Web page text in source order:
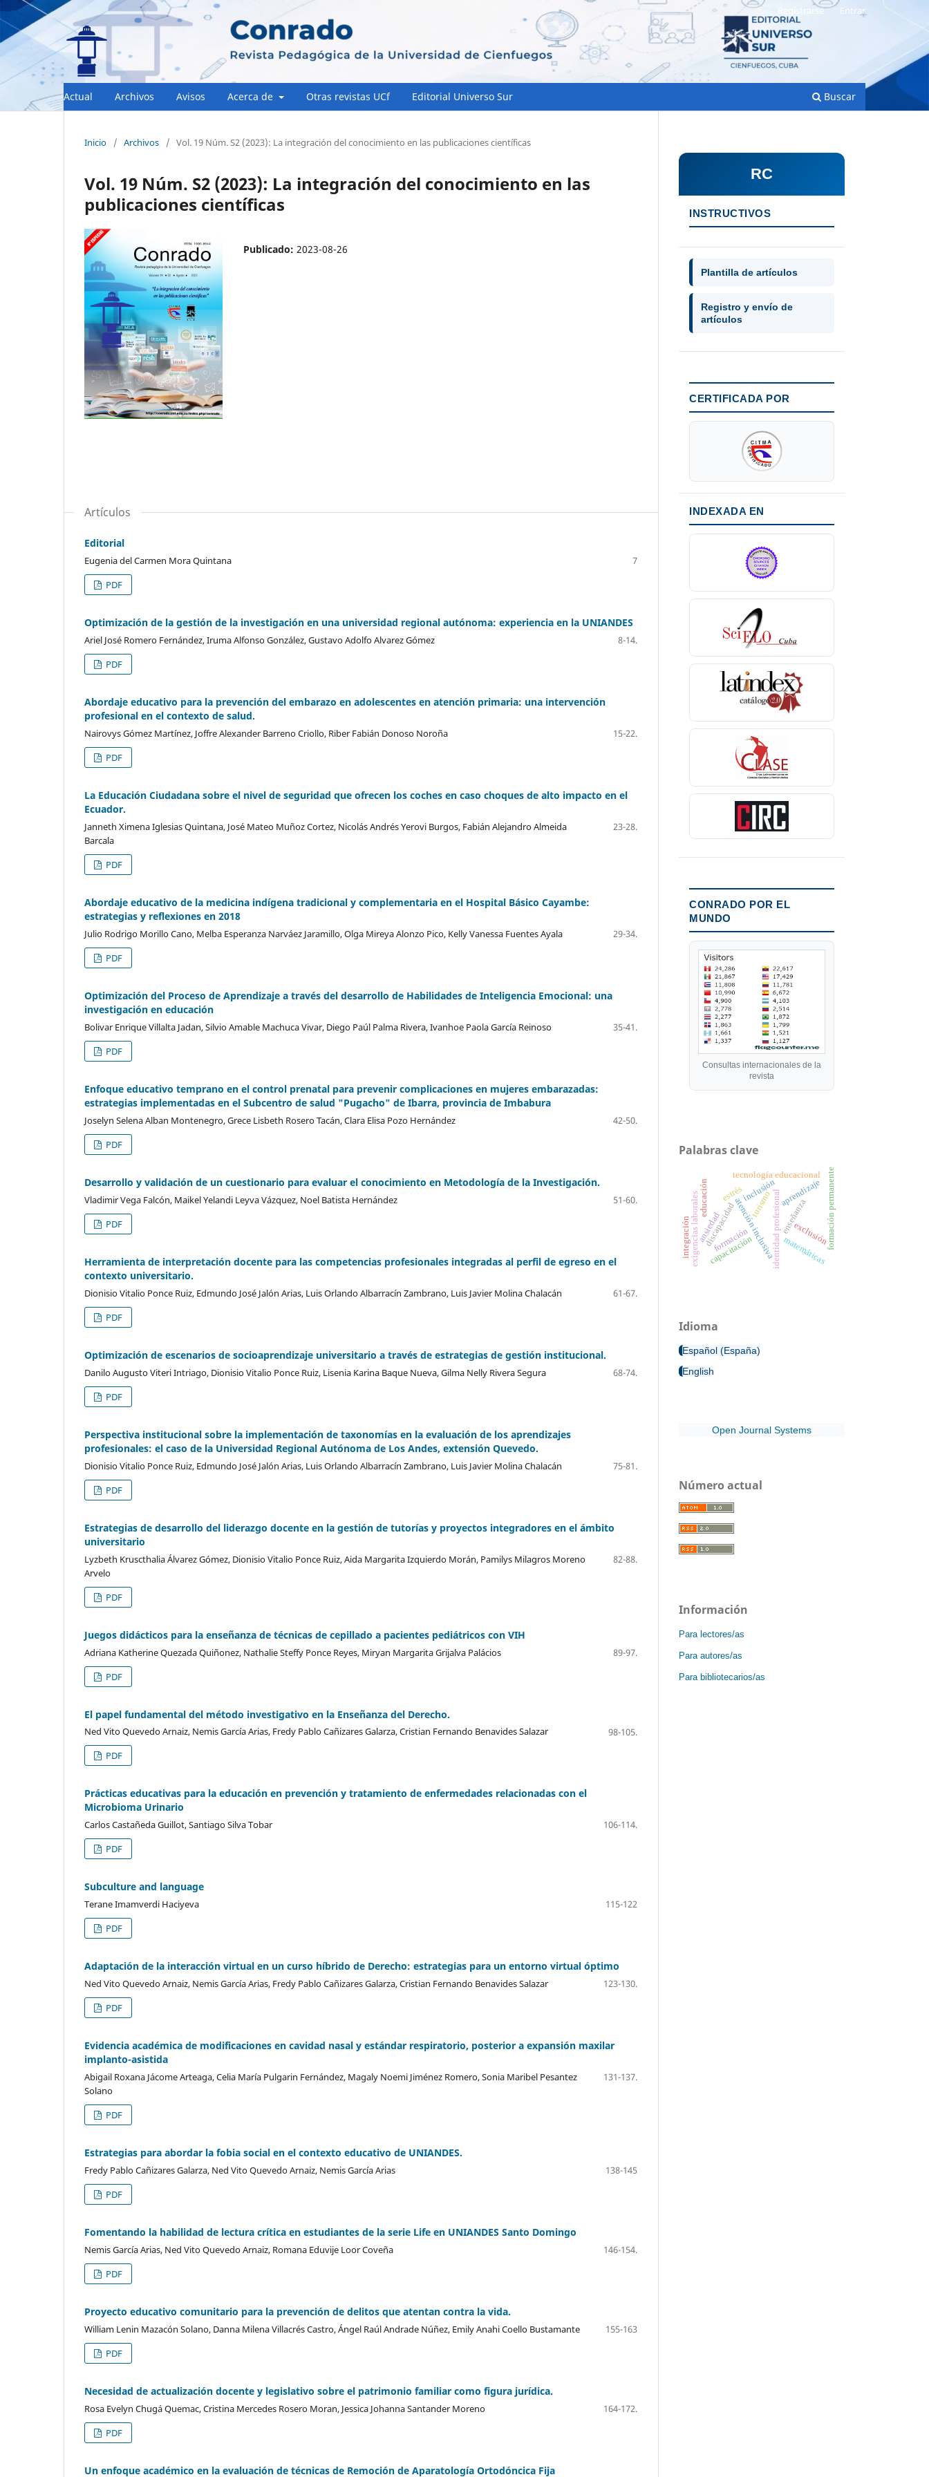
Actual Archivos Avisos Acerca de Otras revistas UCf Editorial Universo Sur Buscar
Registrarse Entrar
Inicio / Archivos / Vol. 19 Núm. S2 (2023): La integración del conocimiento en las publicaciones científicas
Vol. 19 Núm. S2 (2023): La integración del conocimiento en las
publicaciones científicas
Publicado: 2023-08-26
Artículos
Editorial
Eugenia del Carmen Mora Quintana
7
PDF
Optimización de la gestión de la investigación en una universidad regional autónoma: experiencia en la UNIANDES
Ariel José Romero Fernández, Iruma Alfonso González, Gustavo Adolfo Alvarez Gómez
8-14.
PDF
Abordaje educativo para la prevención del embarazo en adolescentes en atención primaria: una intervención
profesional en el contexto de salud.
Nairovys Gómez Martínez, Joffre Alexander Barreno Criollo, Riber Fabián Donoso Noroña
15-22.
PDF
La Educación Ciudadana sobre el nivel de seguridad que ofrecen los coches en caso choques de alto impacto en el
Ecuador.
Janneth Ximena Iglesias Quintana, José Mateo Muñoz Cortez, Nicolás Andrés Yerovi Burgos, Fabián Alejandro Almeida
Barcala
23-28.
PDF
Abordaje educativo de la medicina indígena tradicional y complementaria en el Hospital Básico Cayambe:
estrategias y reflexiones en 2018
Julio Rodrigo Morillo Cano, Melba Esperanza Narváez Jaramillo, Olga Mireya Alonzo Pico, Kelly Vanessa Fuentes Ayala
29-34.
PDF
Optimización del Proceso de Aprendizaje a través del desarrollo de Habilidades de Inteligencia Emocional: una
investigación en educación
Bolivar Enrique Villalta Jadan, Silvio Amable Machuca Vivar, Diego Paúl Palma Rivera, Ivanhoe Paola García Reinoso
35-41.
PDF
Enfoque educativo temprano en el control prenatal para prevenir complicaciones en mujeres embarazadas:
estrategias implementadas en el Subcentro de salud "Pugacho" de Ibarra, provincia de Imbabura
Joselyn Selena Alban Montenegro, Grece Lisbeth Rosero Tacán, Clara Elisa Pozo Hernández
42-50.
PDF
Desarrollo y validación de un cuestionario para evaluar el conocimiento en Metodología de la Investigación.
Vladimir Vega Falcón, Maikel Yelandi Leyva Vázquez, Noel Batista Hernández
51-60.
PDF
Herramienta de interpretación docente para las competencias profesionales integradas al perfil de egreso en el
contexto universitario.
Dionisio Vitalio Ponce Ruiz, Edmundo José Jalón Arias, Luis Orlando Albarracín Zambrano, Luis Javier Molina Chalacán
61-67.
PDF
Optimización de escenarios de socioaprendizaje universitario a través de estrategias de gestión institucional.
Danilo Augusto Viteri Intriago, Dionisio Vitalio Ponce Ruiz, Lisenia Karina Baque Nueva, Gilma Nelly Rivera Segura
68-74.
PDF
Perspectiva institucional sobre la implementación de taxonomías en la evaluación de los aprendizajes
profesionales: el caso de la Universidad Regional Autónoma de Los Andes, extensión Quevedo.
Dionisio Vitalio Ponce Ruiz, Edmundo José Jalón Arias, Luis Orlando Albarracín Zambrano, Luis Javier Molina Chalacán
75-81.
PDF
Estrategias de desarrollo del liderazgo docente en la gestión de tutorías y proyectos integradores en el ámbito
universitario
Lyzbeth Kruscthalia Álvarez Gómez, Dionisio Vitalio Ponce Ruiz, Aida Margarita Izquierdo Morán, Pamilys Milagros Moreno
Arvelo
82-88.
PDF
Juegos didácticos para la enseñanza de técnicas de cepillado a pacientes pediátricos con VIH
Adriana Katherine Quezada Quiñonez, Nathalie Steffy Ponce Reyes, Miryan Margarita Grijalva Palácios
89-97.
PDF
El papel fundamental del método investigativo en la Enseñanza del Derecho.
Ned Vito Quevedo Arnaiz, Nemis García Arias, Fredy Pablo Cañizares Galarza, Cristian Fernando Benavides Salazar
98-105.
PDF
Prácticas educativas para la educación en prevención y tratamiento de enfermedades relacionadas con el
Microbioma Urinario
Carlos Castañeda Guillot, Santiago Silva Tobar
106-114.
PDF
Subculture and language
Terane Imamverdi Haciyeva
115-122
PDF
Adaptación de la interacción virtual en un curso híbrido de Derecho: estrategias para un entorno virtual óptimo
Ned Vito Quevedo Arnaiz, Nemis García Arias, Fredy Pablo Cañizares Galarza, Cristian Fernando Benavides Salazar
123-130.
PDF
Evidencia académica de modificaciones en cavidad nasal y estándar respiratorio, posterior a expansión maxilar
implanto-asistida
Abigail Roxana Jácome Arteaga, Celia María Pulgarin Fernández, Magaly Noemi Jiménez Romero, Sonia Maribel Pesantez
Solano
131-137.
PDF
Estrategias para abordar la fobia social en el contexto educativo de UNIANDES.
Fredy Pablo Cañizares Galarza, Ned Vito Quevedo Arnaiz, Nemis García Arias
138-145
PDF
Fomentando la habilidad de lectura crítica en estudiantes de la serie Life en UNIANDES Santo Domingo
Nemis García Arias, Ned Vito Quevedo Arnaiz, Romana Eduvije Loor Coveña
146-154.
PDF
Proyecto educativo comunitario para la prevención de delitos que atentan contra la vida.
William Lenin Mazacón Solano, Danna Milena Villacrés Castro, Ángel Raúl Andrade Núñez, Emily Anahi Coello Bustamante
155-163
PDF
Necesidad de actualización docente y legislativo sobre el patrimonio familiar como figura jurídica.
Rosa Evelyn Chugá Quemac, Cristina Mercedes Rosero Moran, Jessica Johanna Santander Moreno
164-172.
PDF
Un enfoque académico en la evaluación de técnicas de Remoción de Aparatología Ortodóncica Fija
RC
INSTRUCTIVOS
Plantilla de artículos
Registro y envío de
artículos
CERTIFICADA POR
INDEXADA EN
CONRADO POR EL
MUNDO
Consultas internacionales de la
revista
Palabras clave
formaciónatención inclusivaidentidad profesionalenseñanza
aprendizaje
inclusión
exclusión
discapacidad
capacitación
tecnología educacional
estrés
ansiedad
exigencias laborales formación permanente
turismo
educación
integración matemáticas
Idioma
Español (España)
English
Open Journal Systems
Número actual
Información
Para lectores/as
Para autores/as
Para bibliotecarios/as